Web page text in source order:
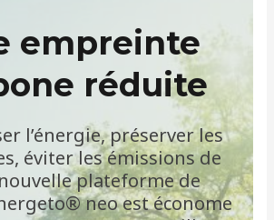
empreinte
réduite
l’énergie, préserver les
éviter les émissions de
nouvelle plateforme de
neo est économe